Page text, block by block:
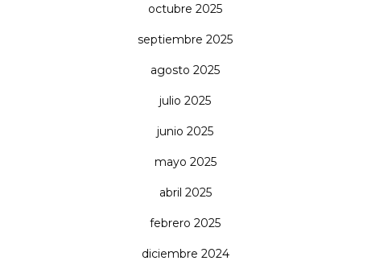
octubre 2025
septiembre 2025
agosto 2025
julio 2025
junio 2025
mayo 2025
abril 2025
febrero 2025
diciembre 2024